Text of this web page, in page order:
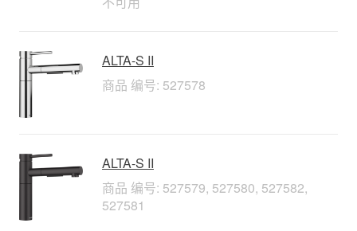
ALTA-S II
商品 编号: 527578
ALTA-S II
商品 编号: 527579, 527580, 527582,
527581